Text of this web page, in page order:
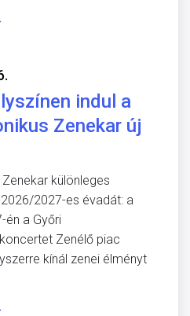
indul a
Zenekar új
különleges
2027-es évadát: a
én a Győri
Zenélő piac
kínál zenei élményt